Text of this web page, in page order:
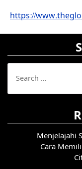
https://
Search
for:
Menjelajahi
Cara